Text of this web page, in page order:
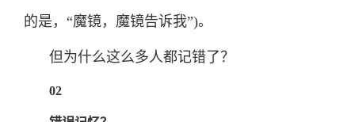
的是，“魔镜，魔镜告诉我”)。
但为什么这么多人都记错了？
02